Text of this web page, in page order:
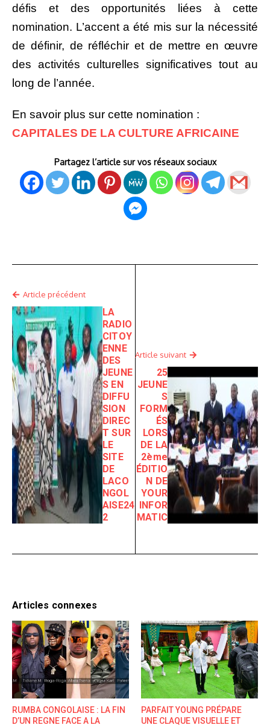
défis et des opportunités liées à cette
nomination. L’accent a été mis sur la nécessité
de définir, de réfléchir et de mettre en œuvre
des activités culturelles significatives tout au
long de l’année.
En savoir plus sur cette nomination :
CAPITALES DE LA CULTURE AFRICAINE
Partagez l’article sur vos réseaux sociaux
Article précédent
LA
RADIO
CITOY
ENNE
DES
JEUNE
S EN
DIFFU
SION
DIREC
T SUR
LE
SITE
DE
LACO
NGOL
AISE24
2
Article suivant
25
JEUNE
S
FORM
ÉS
LORS
DE LA
2ème
ÉDITIO
N DE
YOUR
INFOR
MATIC
Articles connexes
RUMBA CONGOLAISE : LA FIN
D’UN REGNE FACE A LA
PARFAIT YOUNG PRÉPARE
UNE CLAQUE VISUELLE ET